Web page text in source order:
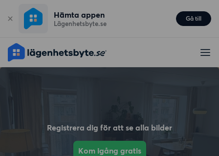
Hämta appen
Lägenhetsbyte.se
Gå till
Registrera dig för att se alla bilder
Kom igång gratis